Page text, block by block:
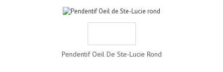
Pendentif Oeil De Ste-Lucie Rond